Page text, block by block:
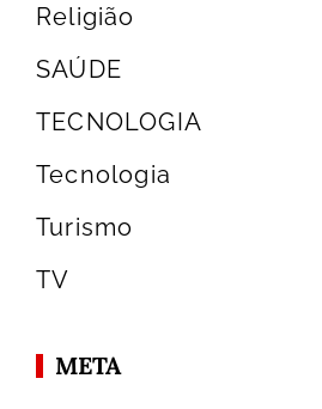
Religião
SAÚDE
TECNOLOGIA
Tecnologia
Turismo
TV
META